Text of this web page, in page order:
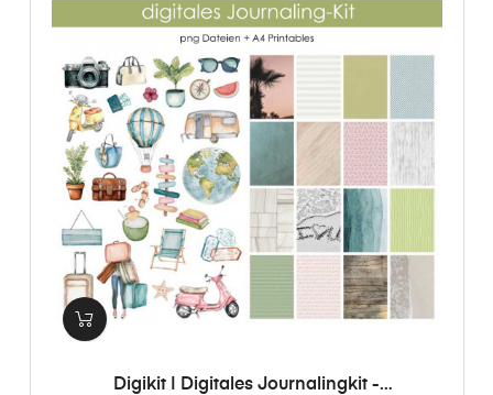
Digikit | Digitales Journalingkit -